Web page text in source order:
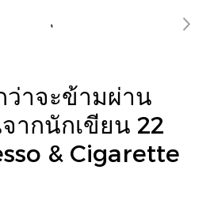
ว่าจะข้ามผ่าน
ากนักเขียน 22
& Cigarette